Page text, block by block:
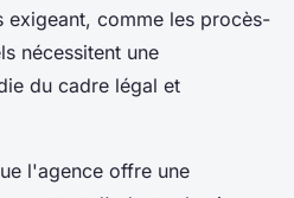
exigeant, comme les procès-
nécessitent une
du cadre légal et
l'agence offre une